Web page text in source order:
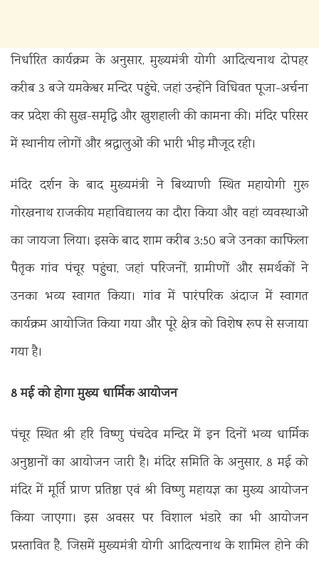
निर्धारित कार्यक्रम के अनुसार, मुख्यमंत्री योगी आदित्यनाथ दोपहर
करीब 3 बजे यमकेश्वर मन्दिर पहुंचे, जहां उन्होंने विधिवत पूजा-अर्चना
कर प्रदेश की सुख-समृद्धि और खुशहाली की कामना की। मंदिर परिसर
में स्थानीय लोगों और श्रद्धालुओं की भारी भीड़ मौजूद रही।
मंदिर दर्शन के बाद मुख्यमंत्री ने बिथ्याणी स्थित महायोगी गुरू
गोरखनाथ राजकीय महाविद्यालय का दौरा किया और वहां व्यवस्थाओं
का जायजा लिया। इसके बाद शाम करीब 3:50 बजे उनका काफिला
पैतृक गांव पंचूर पहुंचा, जहां परिजनों, ग्रामीणों और समर्थकों ने
उनका भव्य स्वागत किया। गांव में पारंपरिक अंदाज में स्वागत
कार्यक्रम आयोजित किया गया और पूरे क्षेत्र को विशेष रूप से सजाया
गया है।
8 मई को होगा मुख्य धार्मिक आयोजन
पंचूर स्थित श्री हरि विष्णु पंचदेव मन्दिर में इन दिनों भव्य धार्मिक
अनुष्ठानों का आयोजन जारी है। मंदिर समिति के अनुसार, 8 मई को
मंदिर में मूर्ति प्राण प्रतिष्ठा एवं श्री विष्णु महायज्ञ का मुख्य आयोजन
किया जाएगा। इस अवसर पर विशाल भंडारे का भी आयोजन
प्रस्तावित है, जिसमें मुख्यमंत्री योगी आदित्यनाथ के शामिल होने की